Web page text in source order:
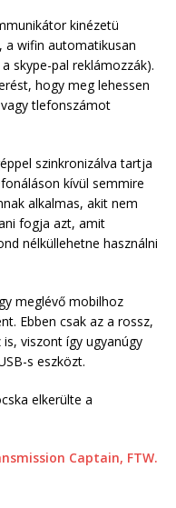
kinézetü
a wifin automatikusan
skype-pal reklámozzák).
hogy meg lehessen
tlefonszámot
szinkronizálva tartja
kívül semmire
alkalmas, akit nem
fogja azt, amit
nélküllehetne használni
meglévő mobilhoz
Ebben csak az a rossz,
viszont így ugyanúgy
s eszközt.
elkerülte a
Captain, FTW.